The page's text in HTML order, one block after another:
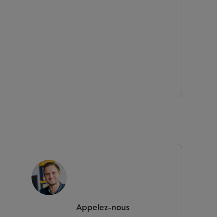
Appelez-nous